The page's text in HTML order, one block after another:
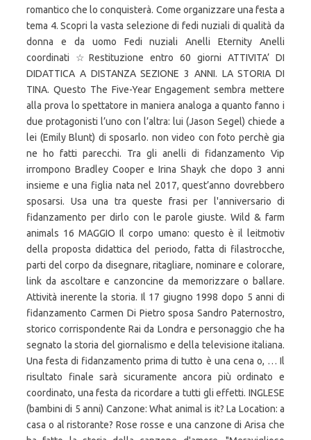
romantico che lo conquisterà. Come organizzare una festa a
tema 4. Scopri la vasta selezione di fedi nuziali di qualità da
donna e da uomo Fedi nuziali Anelli Eternity Anelli
coordinati ☆Restituzione entro 60 giorni ATTIVITA’ DI
DIDATTICA A DISTANZA SEZIONE 3 ANNI. LA STORIA DI
TINA. Questo The Five-Year Engagement sembra mettere
alla prova lo spettatore in maniera analoga a quanto fanno i
due protagonisti l’uno con l’altra: lui (Jason Segel) chiede a
lei (Emily Blunt) di sposarlo. non video con foto perchè gia
ne ho fatti parecchi. Tra gli anelli di fidanzamento Vip
irrompono Bradley Cooper e Irina Shayk che dopo 3 anni
insieme e una figlia nata nel 2017, quest’anno dovrebbero
sposarsi. Usa una tra queste frasi per l'anniversario di
fidanzamento per dirlo con le parole giuste. Wild & farm
animals 16 MAGGIO Il corpo umano: questo è il leitmotiv
della proposta didattica del periodo, fatta di filastrocche,
parti del corpo da disegnare, ritagliare, nominare e colorare,
link da ascoltare e canzoncine da memorizzare o ballare.
Attività inerente la storia. Il 17 giugno 1998 dopo 5 anni di
fidanzamento Carmen Di Pietro sposa Sandro Paternostro,
storico corrispondente Rai da Londra e personaggio che ha
segnato la storia del giornalismo e della televisione italiana.
Una festa di fidanzamento prima di tutto è una cena o, … Il
risultato finale sarà sicuramente ancora più ordinato e
coordinato, una festa da ricordare a tutti gli effetti. INGLESE
(bambini di 5 anni) Canzone: What animal is it? La Location: a
casa o al ristorante? Rose rosse e una canzone di Arisa che